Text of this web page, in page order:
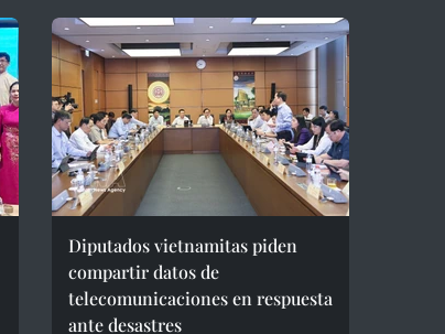
Diputados vietnamitas piden
compartir datos de
telecomunicaciones en respuesta
ante desastres